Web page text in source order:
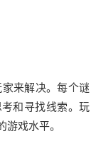
来解决。每个谜
和寻找线索。玩
戏水平。